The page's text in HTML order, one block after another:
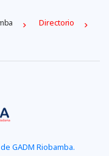
Directorio
GADM Riobamba.